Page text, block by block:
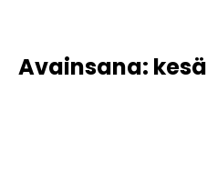
Avainsana: kesä